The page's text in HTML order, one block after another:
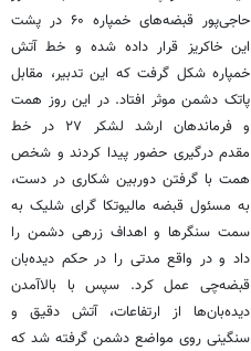
حاجی‌پور قبضه‌های خمپاره ۶۰ در پشت
این خاکریز قرار داده شده و خط آتش
خمپاره شکل گرفت که این تدبیر، مقابل
پاتک دشمن موثر افتاد. در این روز همت
و فرماندهان ارشد لشکر ۲۷ در خط
مقدم درگیری حضور پیدا کردند و شخص
همت با گرفتن دوربین شکاری در دست،
به مسئول قبضه مالیوتکا گرای شلیک به
سمت سنگرها و اهداف زرهی دشمن را
داد و در واقع مدتی را در حکم دیده‌بان
قبضه‌چی عمل کرد. سپس با بالاآمدن
دیده‌بان‌ها از ارتفاعات، آتش دقیق و
سنگینی روی مواضع دشمن گرفته شد که